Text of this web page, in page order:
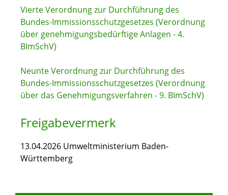
Vierte Verordnung zur Durchführung des
Bundes-Immissionsschutzgesetzes (Verordnung
über genehmigungsbedürftige Anlagen - 4.
BImSchV)
Neunte Verordnung zur Durchführung des
Bundes-Immissionsschutzgesetzes (Verordnung
über das Genehmigungsverfahren - 9. BImSchV)
Freigabevermerk
13.04.2026 Umweltministerium Baden-
Württemberg